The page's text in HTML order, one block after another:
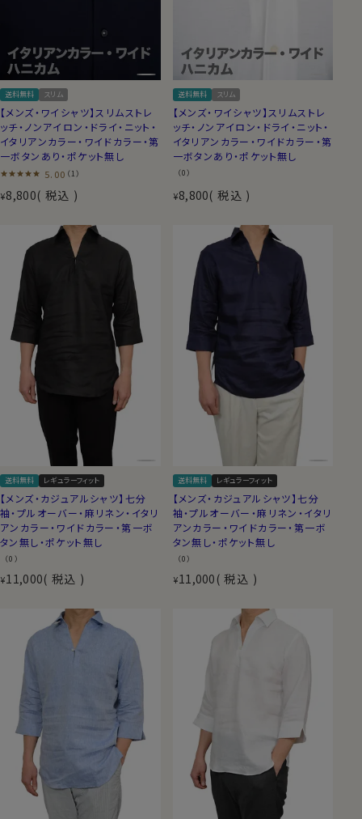
送料無料 スリム
【メンズ・ワイシャツ】スリムストレ
ッチ・ノンアイロン・ドライ・ニット・
イタリアンカラー・ワイドカラー・第
一ボタンあり・ポケット無し
5.00 （1）
¥8,800 税込
送料無料 スリム
【メンズ・ワイシャツ】スリムストレ
ッチ・ノンアイロン・ドライ・ニット・
イタリアンカラー・ワイドカラー・第
一ボタンあり・ポケット無し
（0）
¥8,800 税込
送料無料 レギュラーフィット
【メンズ・カジュアルシャツ】七分
袖・プルオーバー・麻リネン・イタリ
アンカラー・ワイドカラー・第一ボ
タン無し・ポケット無し
（0）
¥11,000 税込
送料無料 レギュラーフィット
【メンズ・カジュアルシャツ】七分
袖・プルオーバー・麻リネン・イタリ
アンカラー・ワイドカラー・第一ボ
タン無し・ポケット無し
（0）
¥11,000 税込